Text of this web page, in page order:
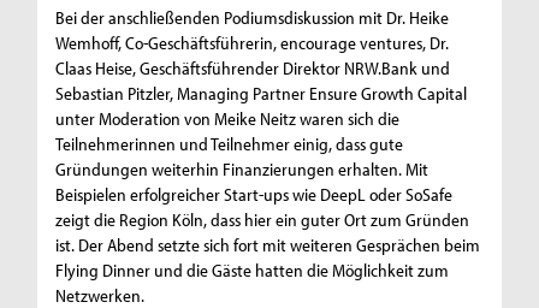
Bei der anschließenden Podiumsdiskussion mit Dr. Heike
Wemhoff, Co-Geschäftsführerin, encourage ventures, Dr.
Claas Heise, Geschäftsführender Direktor NRW.Bank und
Sebastian Pitzler, Managing Partner Ensure Growth Capital
unter Moderation von Meike Neitz waren sich die
Teilnehmerinnen und Teilnehmer einig, dass gute
Gründungen weiterhin Finanzierungen erhalten. Mit
Beispielen erfolgreicher Start-ups wie DeepL oder SoSafe
zeigt die Region Köln, dass hier ein guter Ort zum Gründen
ist. Der Abend setzte sich fort mit weiteren Gesprächen beim
Flying Dinner und die Gäste hatten die Möglichkeit zum
Netzwerken.